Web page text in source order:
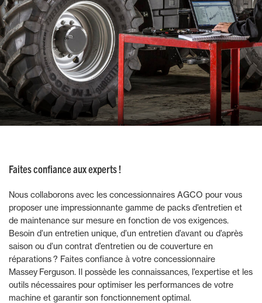
Faites confiance aux experts !
Nous collaborons avec les concessionnaires AGCO pour vous
proposer une impressionnante gamme de packs d’entretien et
de maintenance sur mesure en fonction de vos exigences.
Besoin d’un entretien unique, d’un entretien d’avant ou d’après
saison ou d’un contrat d’entretien ou de couverture en
réparations ? Faites confiance à votre concessionnaire
Massey Ferguson. Il possède les connaissances, l’expertise et les
outils nécessaires pour optimiser les performances de votre
machine et garantir son fonctionnement optimal.